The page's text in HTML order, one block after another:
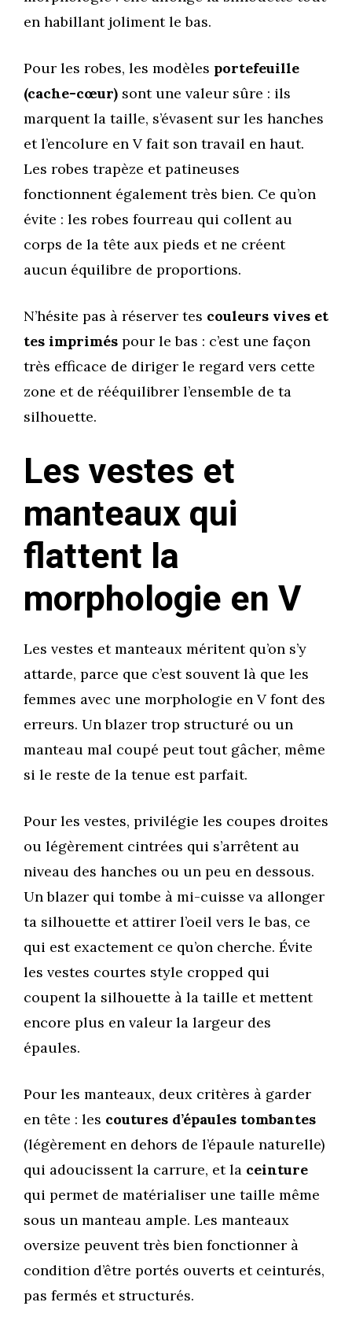
en habillant joliment le bas.
Pour les robes, les modèles portefeuille
(cache-cœur) sont une valeur sûre : ils
marquent la taille, s’évasent sur les hanches
et l’encolure en V fait son travail en haut.
Les robes trapèze et patineuses
fonctionnent également très bien. Ce qu’on
évite : les robes fourreau qui collent au
corps de la tête aux pieds et ne créent
aucun équilibre de proportions.
N’hésite pas à réserver tes couleurs vives et
tes imprimés pour le bas : c’est une façon
très efficace de diriger le regard vers cette
zone et de rééquilibrer l’ensemble de ta
silhouette.
Les vestes et
manteaux qui
flattent la
morphologie en V
Les vestes et manteaux méritent qu’on s’y
attarde, parce que c’est souvent là que les
femmes avec une morphologie en V font des
erreurs. Un blazer trop structuré ou un
manteau mal coupé peut tout gâcher, même
si le reste de la tenue est parfait.
Pour les vestes, privilégie les coupes droites
ou légèrement cintrées qui s’arrêtent au
niveau des hanches ou un peu en dessous.
Un blazer qui tombe à mi-cuisse va allonger
ta silhouette et attirer l’oeil vers le bas, ce
qui est exactement ce qu’on cherche. Évite
les vestes courtes style cropped qui
coupent la silhouette à la taille et mettent
encore plus en valeur la largeur des
épaules.
Pour les manteaux, deux critères à garder
en tête : les coutures d’épaules tombantes
(légèrement en dehors de l’épaule naturelle)
qui adoucissent la carrure, et la ceinture
qui permet de matérialiser une taille même
sous un manteau ample. Les manteaux
oversize peuvent très bien fonctionner à
condition d’être portés ouverts et ceinturés,
pas fermés et structurés.